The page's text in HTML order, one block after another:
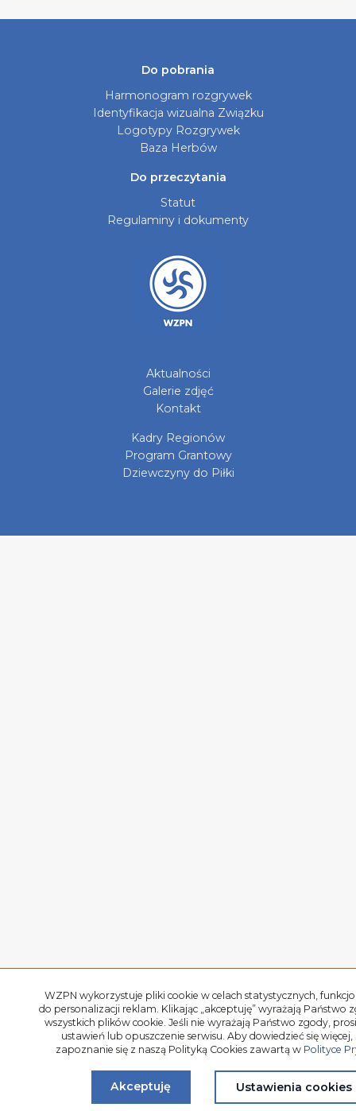
Do pobrania
Harmonogram rozgrywek
Identyfikacja wizualna Związku
Logotypy Rozgrywek
Baza Herbów
Do przeczytania
Statut
Regulaminy i dokumenty
Aktualności
Galerie zdjęć
Kontakt
Kadry Regionów
Program Grantowy
Dziewczyny do Piłki
WZPN wykorzystuje pliki cookie w celach statystycznych,
do personalizacji reklam. Klikając „akceptuję” wyrażają Państwo
wszystkich plików cookie. Jeśli nie wyrażają Państwo zgody,
ustawień lub opuszczenie serwisu. Aby dowiedzieć się
zapoznanie się z naszą Polityką Cookies zawartą w Polityce
Akceptuję Ustawienia cookies